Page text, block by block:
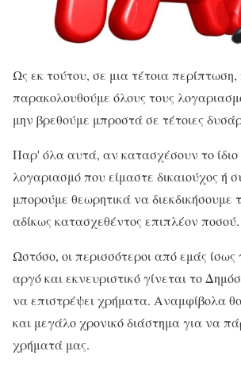
Ως εκ τούτου, σε μια τέτοια
παρακολουθούμε όλους τους
μην βρεθούμε μπροστά σε τέτοιες
Παρ' όλα αυτά, αν κατασχέσουν το ίδιο
λογαριασμό που είμαστε δικαιούχος ή
μπορούμε θεωρητικά να διεκδικήσουμε
αδίκως κατασχεθέντος επιπλέον ποσού.
Ωστόσο, οι περισσότεροι από εμάς
αργό και εκνευριστικό γίνεται το
να επιστρέψει χρήματα. Αναμφίβολα
και μεγάλο χρονικό διάστημα για να
χρήματά μας.